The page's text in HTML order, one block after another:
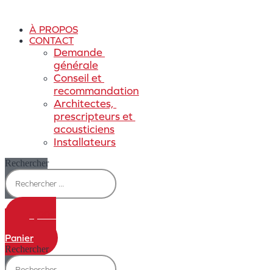
À PROPOS
CONTACT
Demande
générale
Conseil et
recommandation
Architectes,
prescripteurs et
acousticiens
Installateurs
Rechercher
Panier
Rechercher